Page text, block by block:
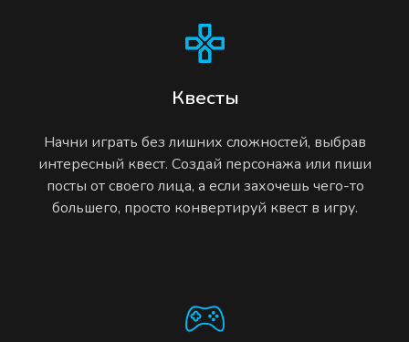
Квесты
Начни играть без лишних сложностей, выбрав
интересный квест. Создай персонажа или пиши
посты от своего лица, а если захочешь чего-то
большего, просто конвертируй квест в игру.